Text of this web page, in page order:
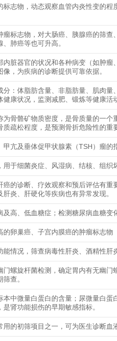
标志物，动态观察血管内炎性变的
瘤标志物，对大肠癌、胰腺癌的筛查
、肺癌等也可升高。
内脏器官的状况和各种病变（如肿
像，为疾病的诊断提供可靠依据。
分：体脂肪含量、非脂肪量、肌肉
健康状况，监测减肥、锻炼等健康活
为骨骼矿物质密度，是骨质量的一
质疏松程度，是预测骨折危险性的重
甲亢及垂体促甲状腺素（TSH）瘤的
用于细菌炎症、风湿病、结核、组织
癌的诊断、疗效观察和预后评估有
肝炎、肝硬化等疾病也有异常发现。
及高、低血糖症；检测糖尿病血糖变
的卵巢癌、子宫内膜癌的肿瘤标志物
能情况，筛查病毒性肝炎、酒精性肝
门螺旋杆菌检测，确定胃内有无幽
查。
本中微量白蛋白的含量；尿微量白
是肾功能损伤的早期敏感指标。
用的初筛项目之一，可为医生诊断血